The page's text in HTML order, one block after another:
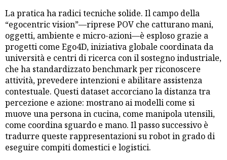
La pratica ha radici tecniche solide. Il campo della
“egocentric vision”—riprese POV che catturano mani,
oggetti, ambiente e micro-azioni—è esploso grazie a
progetti come Ego4D, iniziativa globale coordinata da
università e centri di ricerca con il sostegno industriale,
che ha standardizzato benchmark per riconoscere
attività, prevedere intenzioni e abilitare assistenza
contestuale. Questi dataset accorciano la distanza tra
percezione e azione: mostrano ai modelli come si
muove una persona in cucina, come manipola utensili,
come coordina sguardo e mano. Il passo successivo è
tradurre queste rappresentazioni su robot in grado di
eseguire compiti domestici e logistici.